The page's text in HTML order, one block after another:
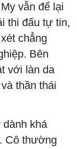
vẫn để lại
thi đấu tự tin,
chẳng
Bên
với làn da
thần thái
dành khá
Cô thường